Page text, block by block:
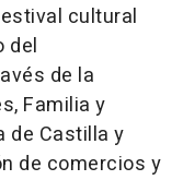
cultural
del
de la
Familia y
de Castilla y
de comercios y